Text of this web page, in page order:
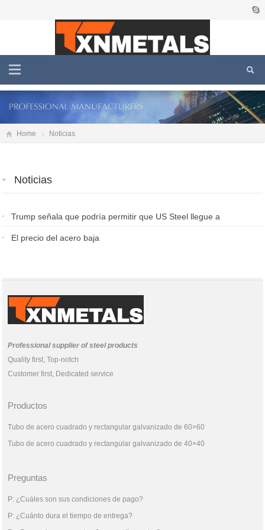
Home Noticias
Noticias
Trump señala que podría permitir que US Steel llegue a
un acuerdo con Nippon después de que Biden lo
El precio del acero baja
Professional supplier of steel products
Quality first, Top-notch
Customer first, Dedicated service
Productos
Tubo de acero cuadrado y rectangular galvanizado de 60×60
Tubo de acero cuadrado y rectangular galvanizado de 40×40
Preguntas
P: ¿Cuáles son sus condiciones de pago?
P: ¿Cuánto dura el tiempo de entrega?